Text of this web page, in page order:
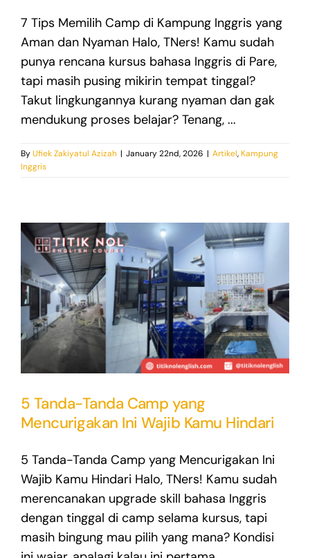
7 Tips Memilih Camp di Kampung Inggris yang
Aman dan Nyaman Halo, TNers! Kamu sudah
punya rencana kursus bahasa Inggris di Pare,
tapi masih pusing mikirin tempat tinggal?
Takut lingkungannya kurang nyaman dan gak
mendukung proses belajar? Tenang, ...
ByUfiek Zakiyatul Azizah | January 22nd, 2026 | Artikel, Kampung
Inggris
5 Tanda-Tanda Camp yang
Mencurigakan Ini Wajib Kamu Hindari
5 Tanda-Tanda Camp yang Mencurigakan Ini
Wajib Kamu Hindari Halo, TNers! Kamu sudah
merencanakan upgrade skill bahasa Inggris
dengan tinggal di camp selama kursus, tapi
masih bingung mau pilih yang mana? Kondisi